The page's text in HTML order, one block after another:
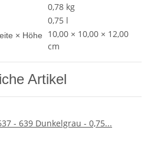
0,78 kg
0,75 l
× Höhe
10,00 × 10,00 × 12,00
cm
Artikel